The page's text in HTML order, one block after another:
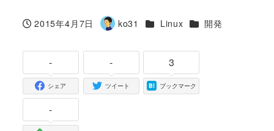
投稿日
2015年4月7日
著
ko31 カテゴリー
Linux カテゴリー
開発
-
シェア
-
ツイート
3
ブックマーク
-